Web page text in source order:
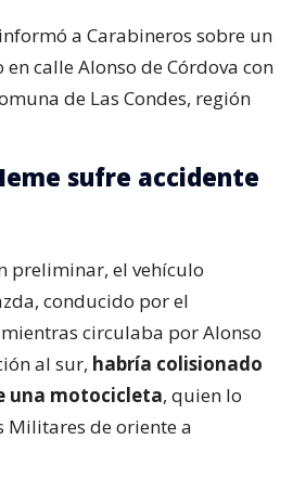
a Carabineros sobre un
calle Alonso de Córdova con
de Las Condes, región
sufre accidente
preliminar, el vehículo
conducido por el
circulaba por Alonso
al sur, habría colisionado
una motocicleta, quien lo
Militares de oriente a